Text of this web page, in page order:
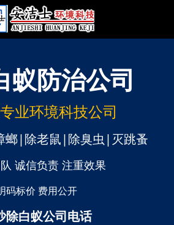
蚁防治公司
业环境科技公司
螂|除老鼠|除臭虫|灭跳蚤
诚信负责 注重效果
码标价 费用公开
除白蚁公司电话